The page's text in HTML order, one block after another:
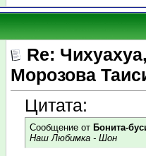
Re:
Морозова
Цитата:
Сообщение от Бонита-
Наш Любимка - Шон